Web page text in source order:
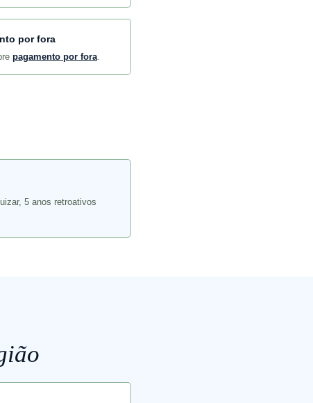
por fora
pagamento por fora.
5 anos retroativos